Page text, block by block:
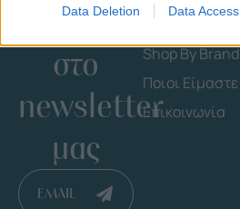
Data Deletion Data Access
Εγγράψου
στο
newsletter
μας
EMAIL
Εταιρεία
Shop By Brand
Ποιοι Είμαστε
Επικοινωνία